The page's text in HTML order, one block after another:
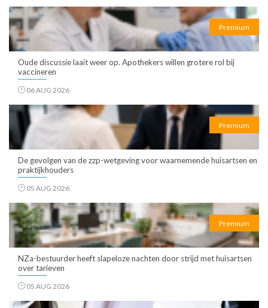
Premium
Oude discussie laait weer op. Apothekers willen grotere rol bij
vaccineren
06 AUG 2026
Premium
De gevolgen van de zzp-wetgeving voor waarnemende huisartsen en
praktijkhouders
05 AUG 2026
Premium
NZa-bestuurder heeft slapeloze nachten door strijd met huisartsen
over tarieven
05 AUG 2026